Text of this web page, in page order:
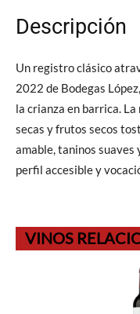
Descripción
Un registro clásico
2022 de Bodegas
la crianza en barrica.
secas y frutos secos
amable, taninos suaves
perfil accesible y
VINOS